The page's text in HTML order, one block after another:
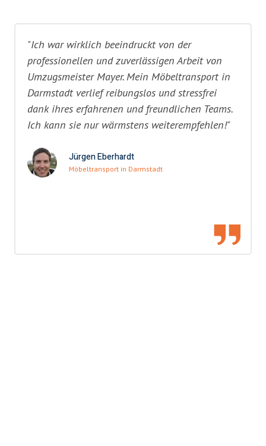
"Ich war wirklich beeindruckt von der
professionellen und zuverlässigen Arbeit von
Umzugsmeister Mayer. Mein Möbeltransport in
Darmstadt verlief reibungslos und stressfrei
dank ihres erfahrenen und freundlichen Teams.
Ich kann sie nur wärmstens weiterempfehlen!"
Jürgen Eberhardt
Möbeltransport in Darmstadt